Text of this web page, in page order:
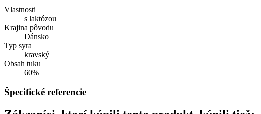
Vlastnosti
s laktózou
Krajina pôvodu
Dánsko
Typ syra
kravský
Obsah tuku
60%
Špecifické referencie